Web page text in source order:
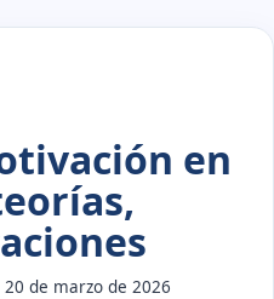
en
20 de marzo de 2026